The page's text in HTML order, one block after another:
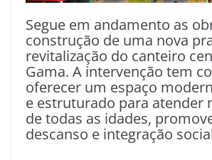
Segue em andamento as
construção de uma nova
revitalização do canteiro
Gama. A intervenção tem
oferecer um espaço
e estruturado para atender
de todas as idades,
descanso e integração